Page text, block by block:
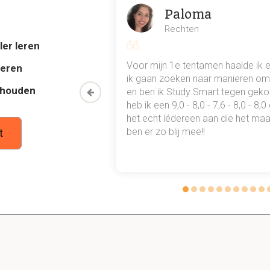
Dit is een preview. Er zijn 20 andere flashcards beschikbaar voor
Laat hier meer flashcards zien
onderzoek ondanks dat het enorm breed is door
in een serie van representaties, inclusief aantekeningen,
onderzoeken dingen in hun natuurlijke setting, en proberen
leren
mn
een heel
gewoon
Paloma
Rechten
Voor mijn 1e tentamen haalde ik
ik gaan zoeken naar manieren
en ben ik Study Smart tegen
heb ik een 9,0 - 8,0 - 7,6 - 8,0 -
het echt íédereen aan die het
ben er zo blij mee!!